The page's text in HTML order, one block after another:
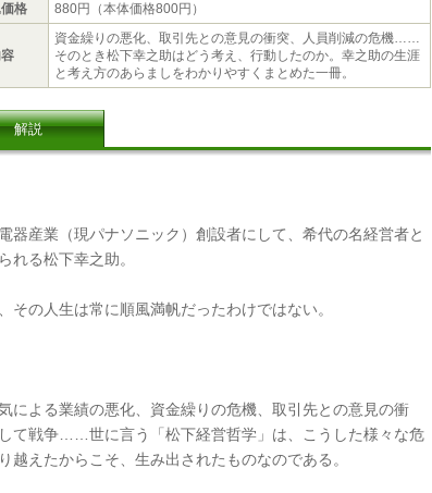
格
880円（本体価格800円）
資金繰りの悪化、取引先との意見の衝突、人員削減の危機……
そのとき松下幸之助はどう考え、行動したのか。幸之助の生涯
と考え方のあらましをわかりやすくまとめた一冊。
解説
器産業（現パナソニック）創設者にして、希代の名経営者と
れる松下幸之助。
その人生は常に順風満帆だったわけではない。
による業績の悪化、資金繰りの危機、取引先との意見の衝
て戦争……世に言う「松下経営哲学」は、こうした様々な危
越えたからこそ、生み出されたものなのである。